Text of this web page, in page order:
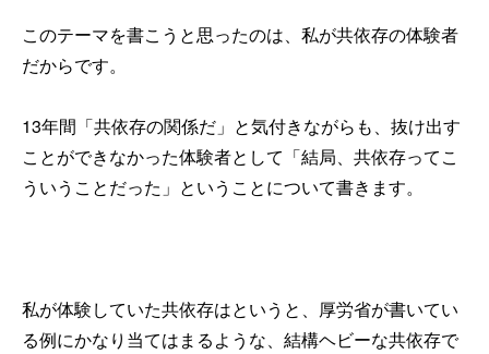
このテーマを書こうと思ったのは、私が共依存の体験者
だからです。
13年間「共依存の関係だ」と気付きながらも、抜け出す
ことができなかった体験者として「結局、共依存ってこ
ういうことだった」ということについて書きます。
私が体験していた共依存はというと、厚労省が書いてい
る例にかなり当てはまるような、結構ヘビーな共依存で